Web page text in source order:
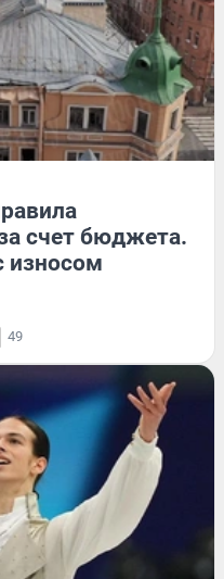
счет бюджета.
износом
49